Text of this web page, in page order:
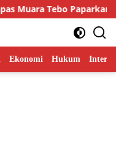
Muara Tebo Paparkan
Ekonomi Hukum